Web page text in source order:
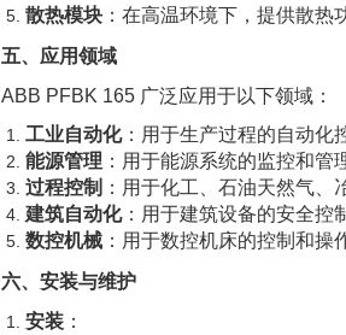
散热模块 ：在高温环境下，提供散热
五、应用领域
ABB PFBK 165 广泛应用于以下领域：
工业自动化：用于生产过程的自动化
能源管理 ：用于能源系统的监控和管
过程控制 ：用于化工、石油天然气、
建筑自动化：用于建筑设备的安全控
数控机械 ：用于数控机床的控制和操
六、安装与维护
安装 ：